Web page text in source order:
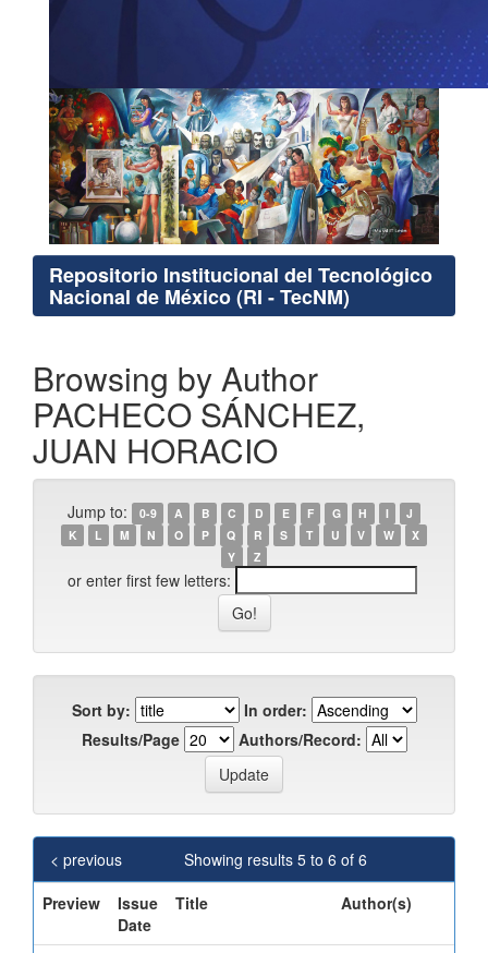
Repositorio Institucional del Tecnológico
Nacional de México (RI - TecNM)
Browsing by Author
PACHECO SÁNCHEZ,
JUAN HORACIO
Jump to: 0-9 A B C D E F G H I
J
K
L M N O P Q R S T U V W
X
Y
Z
or enter first few letters:
Sort by:
In order:
Results/Page
Authors/Record:
Showing results 5 to 6 of 6
< previous
Preview
Issue
Date
Title Author(s)